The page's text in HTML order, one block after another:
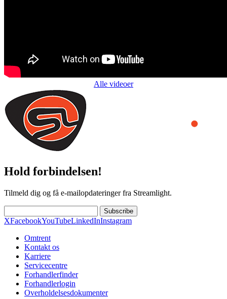
Alle videoer
Hold forbindelsen!
Tilmeld dig og få e-mailopdateringer fra Streamlight.
Subscribe
XFacebookYouTubeLinkedInInstagram
Omtrent
Kontakt os
Karriere
Servicecentre
Forhandlerfinder
Forhandlerlogin
Overholdelsesdokumenter